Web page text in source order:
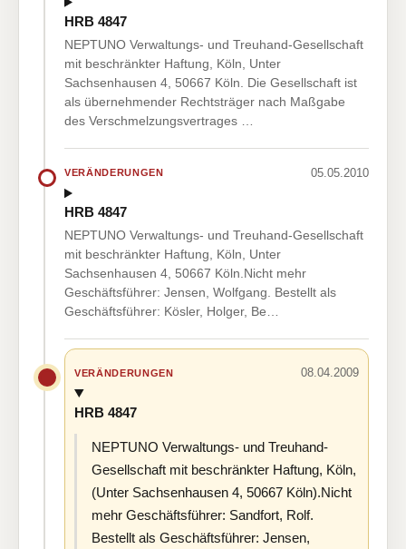
HRB 4847
NEPTUNO Verwaltungs- und Treuhand-Gesellschaft
mit beschränkter Haftung, Köln, Unter
Sachsenhausen 4, 50667 Köln. Die Gesellschaft ist
als übernehmender Rechtsträger nach Maßgabe
des Verschmelzungsvertrages …
VERÄNDERUNGEN 05.05.2010
HRB 4847
NEPTUNO Verwaltungs- und Treuhand-Gesellschaft
mit beschränkter Haftung, Köln, Unter
Sachsenhausen 4, 50667 Köln.Nicht mehr
Geschäftsführer: Jensen, Wolfgang. Bestellt als
Geschäftsführer: Kösler, Holger, Be…
VERÄNDERUNGEN 08.04.2009
HRB 4847
NEPTUNO Verwaltungs- und Treuhand-
Gesellschaft mit beschränkter Haftung, Köln,
(Unter Sachsenhausen 4, 50667 Köln).Nicht
mehr Geschäftsführer: Sandfort, Rolf.
Bestellt als Geschäftsführer: Jensen,